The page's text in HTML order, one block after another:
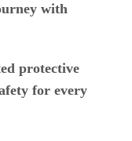
with
protective
for every